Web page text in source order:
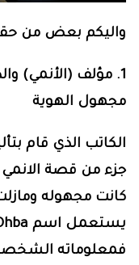
واليكم بعض من
1. مؤلف (الأنمي) والذي يستعمل اسم
مجهول الهوية
الكاتب الذي قام
جزء من قصة
كانت مجهوله
يستعمل اسم
فمعلوماته